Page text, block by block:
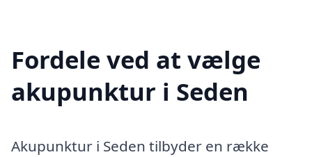
Fordele ved at vælge
akupunktur i Seden
Akupunktur i Seden tilbyder en række